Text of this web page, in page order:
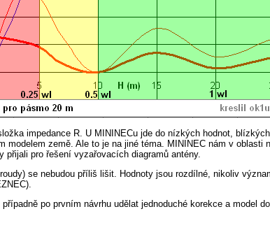
impedance R. U MININECu jde do nízkých hodnot,
země. Ale to je na jiné téma. MININEC nám v
pro řešení vyzařovacích diagramů antény.
se nebudou příliš lišit. Hodnoty jsou rozdílné, nikoliv
po prvním návrhu udělat jednoduché korekce a model